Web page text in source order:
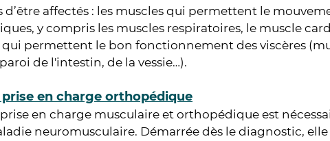
d’être affectés : les muscles qui permettent le
y compris les muscles respiratoires, le muscle
qui permettent le bon fonctionnement des viscères
de l'intestin, de la vessie…).
prise en charge orthopédique
prise en charge musculaire et orthopédique est
neuromusculaire. Démarrée dès le diagnostic, elle